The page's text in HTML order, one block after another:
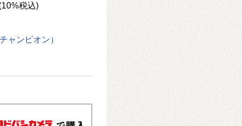
税込)
ャンピオン）